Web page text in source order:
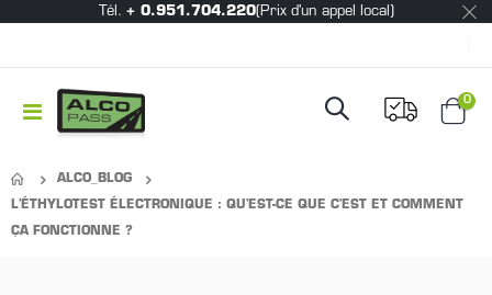
Tél. + 0.951.704.220(Prix d'un appel local)
Basculer
0
ALCO_BLOG
L'ÉTHYLOTEST ÉLECTRONIQUE : QU'EST-CE QUE C'EST ET COMMENT
ÇA FONCTIONNE ?